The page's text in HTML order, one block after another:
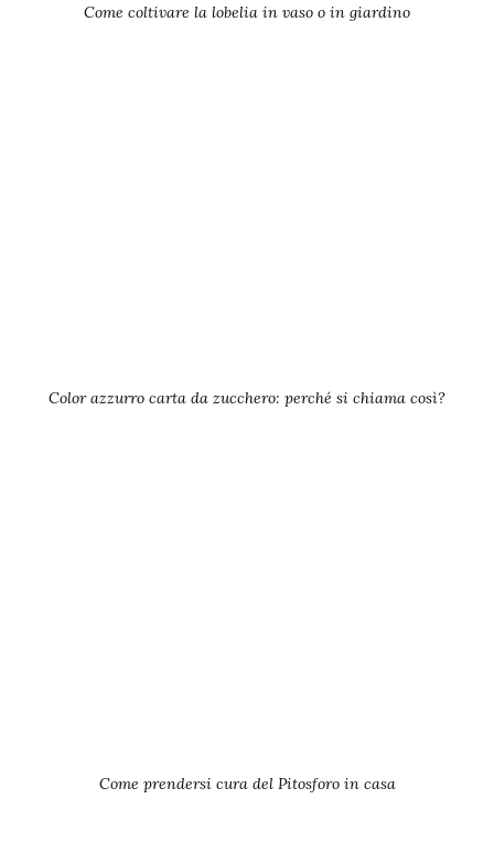
Come coltivare la lobelia in vaso o in giardino
Color azzurro carta da zucchero: perché si chiama così?
Come prendersi cura del Pitosforo in casa